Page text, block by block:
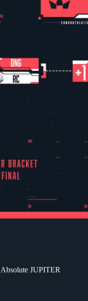
Absolute JUPITER